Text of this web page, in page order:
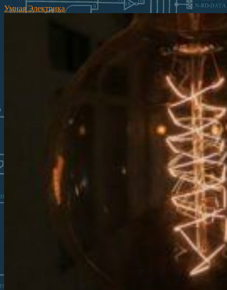
Умная Электрика